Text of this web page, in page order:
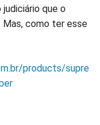
que o
como ter esse
products/supre